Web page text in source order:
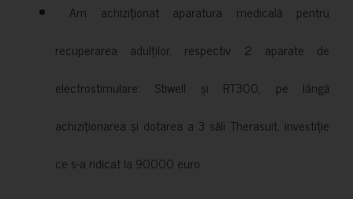
Am achiziționat aparatura medicală pentru
recuperarea adulților, respectiv 2 aparate de
electrostimulare: Stiwell și RT300, pe lângă
achiziționarea și dotarea a 3 săli Therasuit, investiție
ce s-a ridicat la 90000 euro.